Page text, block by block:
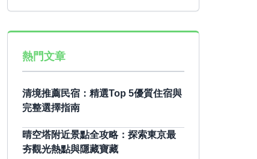
熱門文章
清境推薦民宿：精選Top 5優質住宿與
完整選擇指南
晴空塔附近景點全攻略：探索東京最
夯觀光熱點與隱藏寶藏